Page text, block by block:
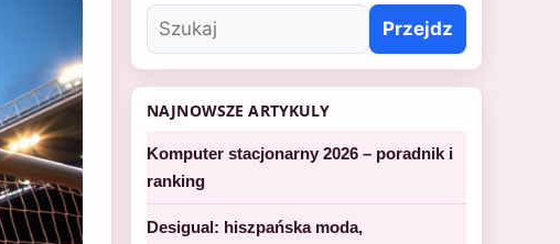
Przejdz
NAJNOWSZE ARTYKULY
Komputer stacjonarny 2026 – poradnik i
ranking
Desigual: hiszpańska moda,